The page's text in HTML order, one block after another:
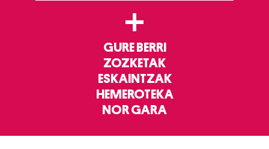
+
GURE BERRI
ZOZKETAK
ESKAINTZAK
HEMEROTEKA
NOR GARA